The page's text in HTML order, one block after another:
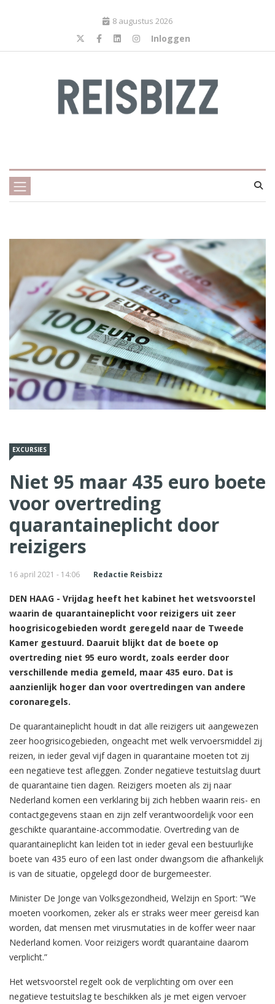
8 augustus 2026
Inloggen
EXCURSIES
Niet 95 maar 435 euro boete
voor overtreding
quarantaineplicht door
reizigers
16 april 2021 - 14:06 Redactie Reisbizz
DEN HAAG - Vrijdag heeft het kabinet het wetsvoorstel
waarin de quarantaineplicht voor reizigers uit zeer
hoogrisicogebieden wordt geregeld naar de Tweede
Kamer gestuurd. Daaruit blijkt dat de boete op
overtreding niet 95 euro wordt, zoals eerder door
verschillende media gemeld, maar 435 euro. Dat is
aanzienlijk hoger dan voor overtredingen van andere
coronaregels.
De quarantaineplicht houdt in dat alle reizigers uit aangewezen
zeer hoogrisicogebieden, ongeacht met welk vervoersmiddel zij
reizen, in ieder geval vijf dagen in quarantaine moeten tot zij
een negatieve test afleggen. Zonder negatieve testuitslag duurt
de quarantaine tien dagen. Reizigers moeten als zij naar
Nederland komen een verklaring bij zich hebben waarin reis- en
contactgegevens staan en zijn zelf verantwoordelijk voor een
geschikte quarantaine-accommodatie. Overtreding van de
quarantaineplicht kan leiden tot in ieder geval een bestuurlijke
boete van 435 euro of een last onder dwangsom die afhankelijk
is van de situatie, opgelegd door de burgemeester.
Minister De Jonge van Volksgezondheid, Welzijn en Sport: “We
moeten voorkomen, zeker als er straks weer meer gereisd kan
worden, dat mensen met virusmutaties in de koffer weer naar
Nederland komen. Voor reizigers wordt quarantaine daarom
verplicht.”
Het wetsvoorstel regelt ook de verplichting om over een
negatieve testuitslag te beschikken als je met eigen vervoer